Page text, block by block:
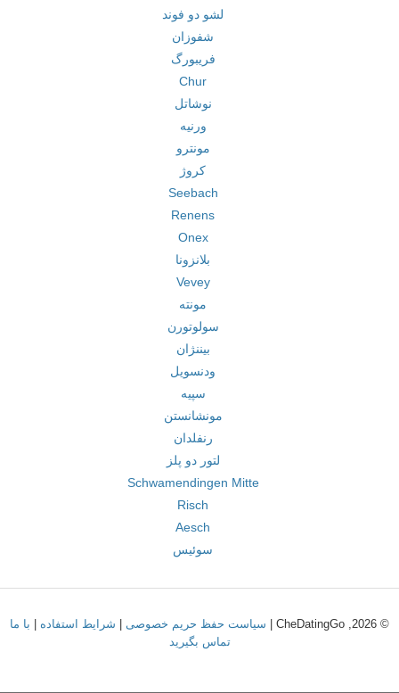
لشو دو فوند
شفوزان
فریبورگ
Chur
نوشاتل
ورنیه
مونترو
کروژ
Seebach
Renens
Onex
بلانزونا
Vevey
مونته
سولوتورن
بیننژان
ودنسویل
سپیه
مونشانستن
رنفلدان
لتور دو پلز
Schwamendingen Mitte
Risch
Aesch
سوئیس
© 2026, CheDatingGo | سیاست حفظ حریم خصوصی شرایط استفاده
با ما
تماس بگیرید